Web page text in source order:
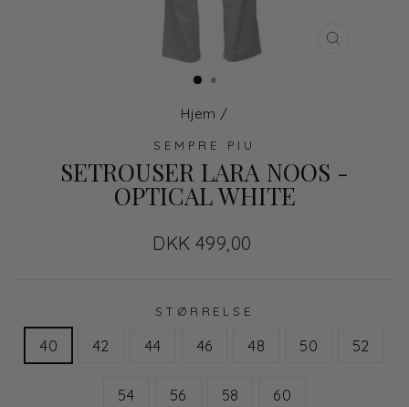
Hjem /
SEMPRE PIU
SETROUSER LARA NOOS -
OPTICAL WHITE
Normal
DKK 499,00
STØRRELSE
40 42 44 46 48 50 52
54 56 58 60